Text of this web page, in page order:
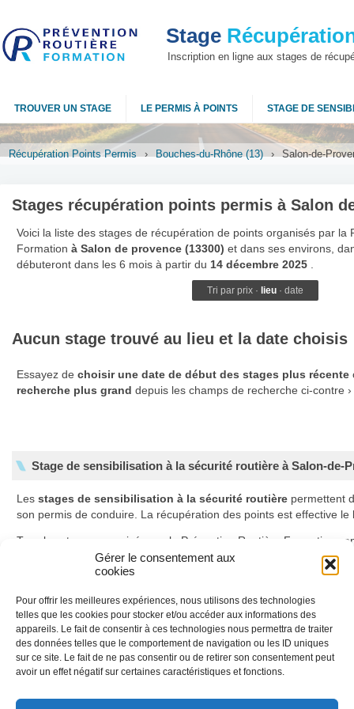
Gérer le consentement aux
cookies
Pour offrir les meilleures expériences, nous utilisons des technologies
telles que les cookies pour stocker et/ou accéder aux informations des
appareils. Le fait de consentir à ces technologies nous permettra de traiter
des données telles que le comportement de navigation ou les ID uniques
sur ce site. Le fait de ne pas consentir ou de retirer son consentement peut
avoir un effet négatif sur certaines caractéristiques et fonctions.
Stage
Inscription en ligne aux stages de
TROUVER UN STAGE LE PERMIS À POINTS STAGE DE
Récupération Points Permis › Bouches-du-Rhône (13) › Salon-de-
Stages récupération points permis à Salon
Voici la liste des stages de récupération de points organisés par la
Formation à Salon de provence (13300) et dans ses environs,
débuteront dans les 6 mois à partir du 14 décembre 2025
Tri par prix· lieu· date
Aucun stage trouvé au lieu et la date choisis
Essayez de choisir une date de début des stages plus récente
recherche plus grand depuis les champs de recherche ci-contre ›
Stage de sensibilisation à la sécurité routière à Salon-de-
Les stages de sensibilisation à la sécurité routière permettent
son permis de conduire. La récupération des points est effective
Tous les stages organisés par la Prévention Routière Formation
En savoir plus sur les stages de récupération de points
Déroulement des stages
Ils se déroulent sur deux jours et sont animés conjointement par
automobile et un psychologue. Les stages sont composés de
produits psychoactifs.